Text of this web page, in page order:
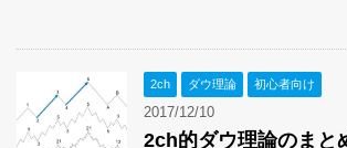
2ch ダウ理論 初心者向け
2017/12/10
2ch的ダウ理論のまと